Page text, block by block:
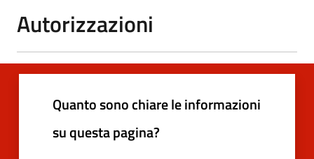
Autorizzazioni
Quanto sono chiare le informazioni
su questa pagina?